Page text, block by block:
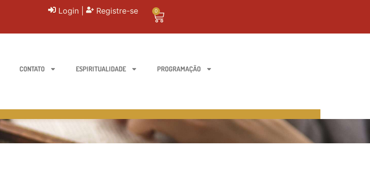
Login Registre-se 0
CONTATO ESPIRITUALIDADE PROGRAMAÇÃO